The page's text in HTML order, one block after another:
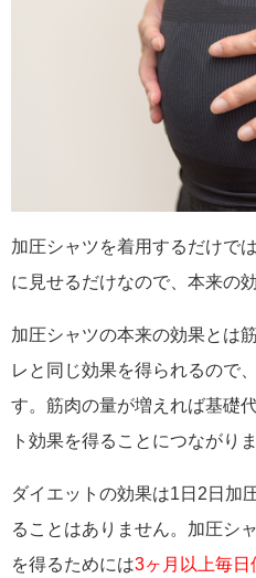
加圧シャツを着用するだけで
に見せるだけなので、本来の
加圧シャツの本来の効果とは
レと同じ効果を得られるので
す。筋肉の量が増えれば基礎
ト効果を得ることにつながりま
ダイエットの効果は1日2日加
ることはありません。加圧シ
を得るためには3ヶ月以上毎日